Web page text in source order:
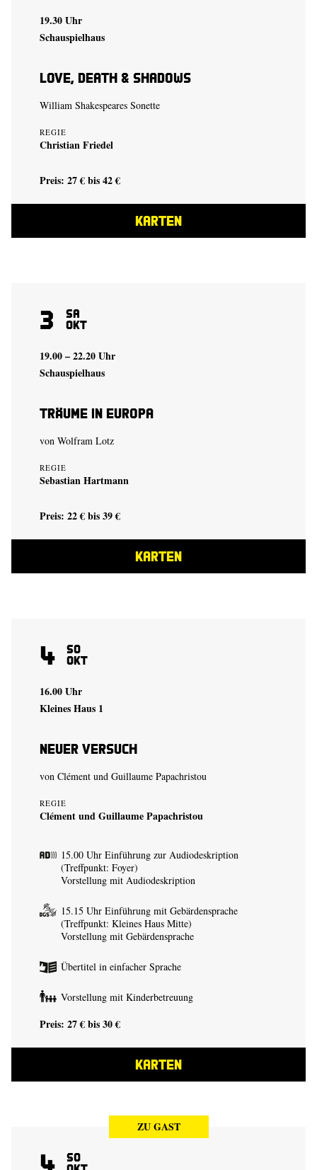
19.30 Uhr
Schauspielhaus
Love, Death & Shadows
William Shakespeares Sonette
REGIE
Christian Friedel
Preis: 27 € bis 42 €
KARTEN
3 Sa
Okt
19.00 – 22.20 Uhr
Schauspielhaus
Träume in Europa
von Wolfram Lotz
REGIE
Sebastian Hartmann
Preis: 22 € bis 39 €
KARTEN
4 So
Okt
16.00 Uhr
Kleines Haus 1
Neuer Versuch
von Clément und Guillaume Papachristou
REGIE
Clément und Guillaume Papachristou
15.00 Uhr Einführung zur Audiodeskription
(Treffpunkt: Foyer)
Vorstellung mit Audiodeskription
15.15 Uhr Einführung mit Gebärdensprache
(Treffpunkt: Kleines Haus Mitte)
Vorstellung mit Gebärdensprache
Übertitel in einfacher Sprache
Vorstellung mit Kinderbetreuung
Preis: 27 € bis 30 €
KARTEN
ZU GAST
4 So